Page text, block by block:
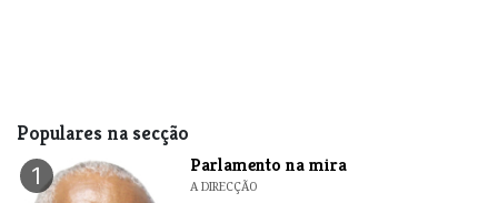
Populares na secção
1 Parlamento na mira
A DIRECÇÃO